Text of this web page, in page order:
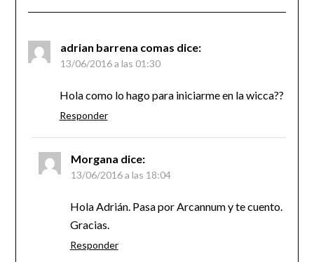
adrian barrena comas dice:
13/06/2016 a las 01:30
Hola como lo hago para iniciarme en la wicca??
Responder
Morgana dice:
13/06/2016 a las 18:04
Hola Adrián. Pasa por Arcannum y te cuento.
Gracias.
Responder